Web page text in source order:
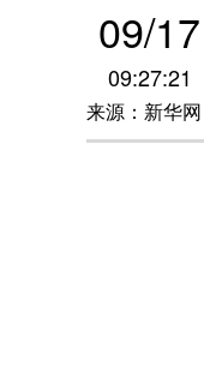
09/17
09:27:21
来源：新华网